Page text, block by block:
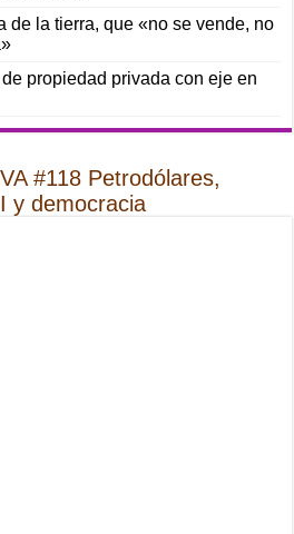
de la tierra, que «no se vende, no
propiedad privada con eje en
#118 Petrodólares,
y democracia